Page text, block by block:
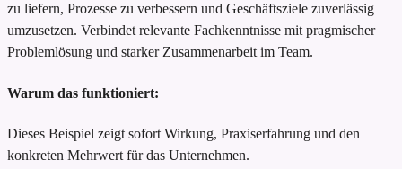
zu liefern, Prozesse zu verbessern und Geschäftsziele zuverlässig
umzusetzen. Verbindet relevante Fachkenntnisse mit pragmischer
Problemlösung und starker Zusammenarbeit im Team.
Warum das funktioniert:
Dieses Beispiel zeigt sofort Wirkung, Praxiserfahrung und den
konkreten Mehrwert für das Unternehmen.